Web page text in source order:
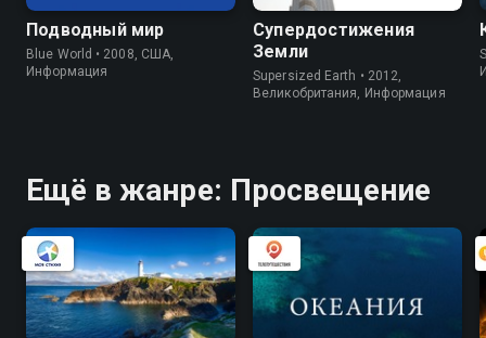
Подводный мир
Blue World • 2008, США,
Информация
Супердостижения
Земли
Supersized Earth • 2012,
Великобритания, Информация
Ещё в жанре: Просвещение